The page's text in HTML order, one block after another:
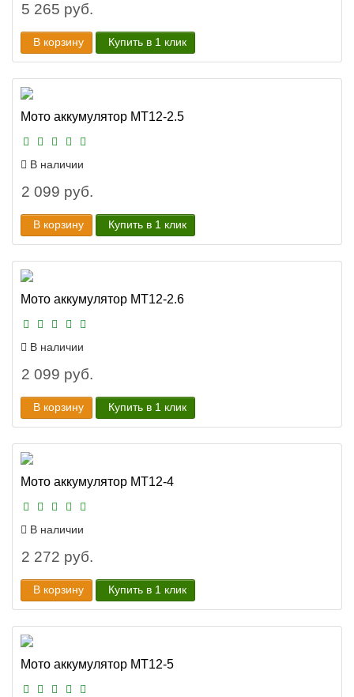
5 265 руб.
В корзину Купить в 1 клик
Мото аккумулятор MT12-2.5
В наличии
2 099 руб.
В корзину Купить в 1 клик
Мото аккумулятор MT12-2.6
В наличии
2 099 руб.
В корзину Купить в 1 клик
Мото аккумулятор MT12-4
В наличии
2 272 руб.
В корзину Купить в 1 клик
Мото аккумулятор MT12-5